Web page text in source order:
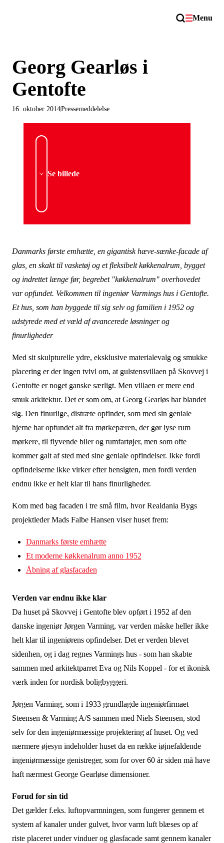
Menu
Georg Gearløs i
Gentofte
Pressemeddelelse
16. oktober 2014
Se billede
Danmarks første emhætte, en gigantisk hæve-sænke-facade af
glas, en skakt til vasketøj og et fleksibelt køkkenalrum, bygget
og indrettet længe før, begrebet "køkkenalrum" overhovedet
var opfundet. Velkommen til ingeniør Varmings hus i Gentofte.
Et hus, som han byggede til sig selv og familien i 1952 og
udstyrede med et væld af avancerede løsninger og
finurligheder
Med sit skulpturelle ydre, eksklusive materialevalg og smukke
placering er der ingen tvivl om, at gulstensvillaen på Skovvej i
Gentofte er noget ganske særligt. Men villaen er mere end
smuk arkitektur. Det er som om, at Georg Gearløs har blandet
sig. Den finurlige, distræte opfinder, som med sin geniale
hjerne har opfundet alt fra mørkepæren, der gør lyse rum
mørkere, til flyvende biler og rumfartøjer, men som ofte
kommer galt af sted med sine geniale opfindelser. Ikke fordi
opfindelserne ikke virker efter hensigten, men fordi verden
endnu ikke er helt klar til hans finurligheder.
Kom med bag facaden i tre små film, hvor Realdania Bygs
projektleder Mads Falbe Hansen viser huset frem:
Danmarks første emhætte
Et moderne køkkenalrum anno 1952
Åbning af glasfacaden
Verden var endnu ikke klar
Da huset på Skovvej i Gentofte blev opført i 1952 af den
danske ingeniør Jørgen Varming, var verden måske heller ikke
helt klar til ingeniørens opfindelser. Det er verden blevet
sidenhen, og i dag regnes Varmings hus - som han skabte
sammen med arkitektparret Eva og Nils Koppel - for et ikonisk
værk inden for nordisk boligbyggeri.
Jørgen Varming, som i 1933 grundlagde ingeniørfirmaet
Steensen & Varming A/S sammen med Niels Steensen, stod
selv for den ingeniørmæssige projektering af huset. Og ved
nærmere øjesyn indeholder huset da en række iøjnefaldende
ingeniørmæssige genistreger, som for over 60 år siden må have
haft nærmest George Gearløse dimensioner.
Forud for sin tid
Det gælder f.eks. luftopvarmningen, som fungerer gennem et
system af kanaler under gulvet, hvor varm luft blæses op af
riste placeret under vinduer og glasfacade samt gennem kanaler